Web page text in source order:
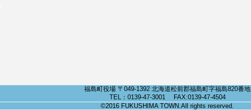
福島町役場 〒049-1392 北海道松前郡福島町字福島820番地
TEL：0139-47-3001 FAX:0139-47-4504
©2016 FUKUSHIMA TOWN.All rights reserved.